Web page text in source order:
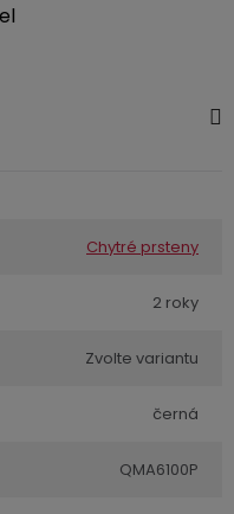
Chytré prsteny
2 roky
Zvolte variantu
černá
QMA6100P